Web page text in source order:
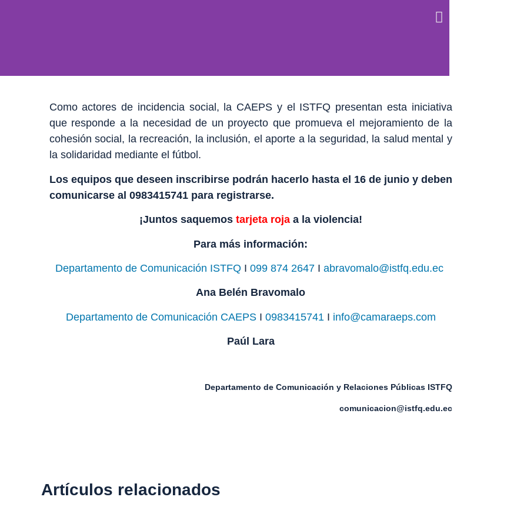
Como actores de incidencia social, la CAEPS y el ISTFQ presentan esta iniciativa
que responde a la necesidad de un proyecto que promueva el mejoramiento de la
cohesión social, la recreación, la inclusión, el aporte a la seguridad, la salud mental y
la solidaridad mediante el fútbol.
Los equipos que deseen inscribirse podrán hacerlo hasta el 16 de junio y deben
comunicarse al 0983415741 para registrarse.
¡Juntos saquemos tarjeta rojaa la violencia!
Para más información:
Departamento de Comunicación ISTFQ Ι 099 874 2647Ι abravomalo@istfq.edu.ec
Ana Belén Bravomalo
Departamento de Comunicación CAEPS Ι 0983415741 Ι info@camaraeps.com
Paúl Lara
Departamento de Comunicación y Relaciones Públicas ISTFQ
comunicacion@istfq.edu.ec
Artículos relacionados